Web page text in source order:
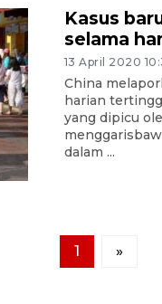
Kasus
selama
13 April 2020
China
harian
yang dipicu
dalam ...
1 »